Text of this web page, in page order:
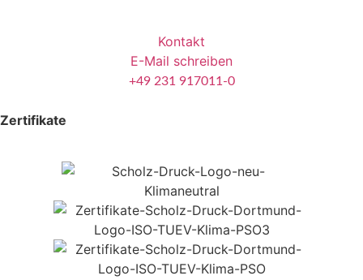
Kontakt
E-Mail schreiben
+49 231 917011-0
Zertifikate